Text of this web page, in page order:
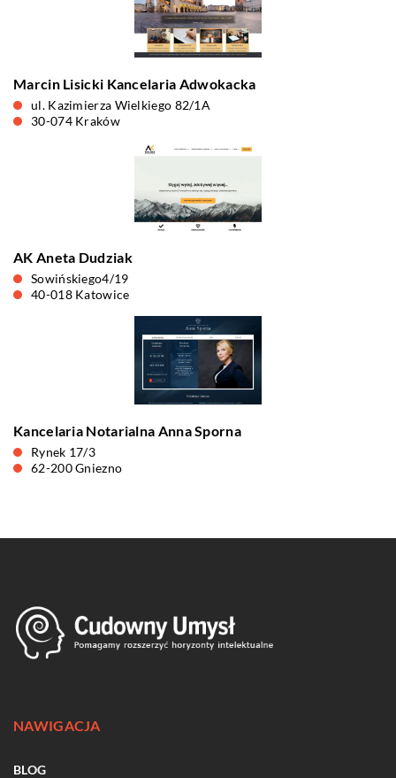
Marcin Lisicki Kancelaria Adwokacka
ul. Kazimierza Wielkiego 82/1A
30-074 Kraków
AK Aneta Dudziak
Sowińskiego4/19
40-018 Katowice
Kancelaria Notarialna Anna Sporna
Rynek 17/3
62-200 Gniezno
NAWIGACJA
BLOG